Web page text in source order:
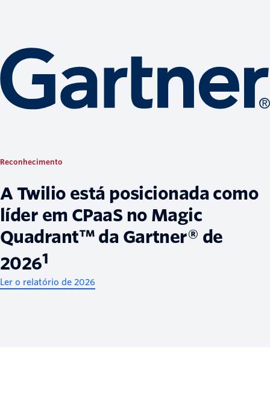
Reconhecimento
A Twilio está posicionada como
líder em CPaaS no Magic
Quadrant™ da Gartner® de
20261
Ler o relatório de 2026